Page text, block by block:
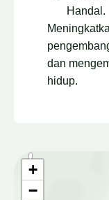
Handal.
dan
hidup.
+
−